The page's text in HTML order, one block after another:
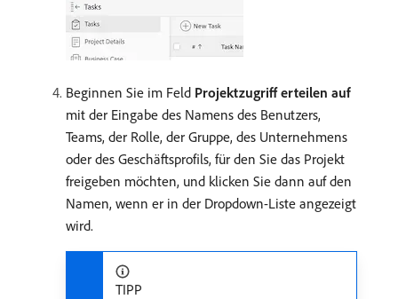
Beginnen Sie im Feld Projektzugriff erteilen auf
mit der Eingabe des Namens des Benutzers,
Teams, der Rolle, der Gruppe, des Unternehmens
oder des Geschäftsprofils, für den Sie das Projekt
freigeben möchten, und klicken Sie dann auf den
Namen, wenn er in der Dropdown-Liste angezeigt
wird.
TIPP